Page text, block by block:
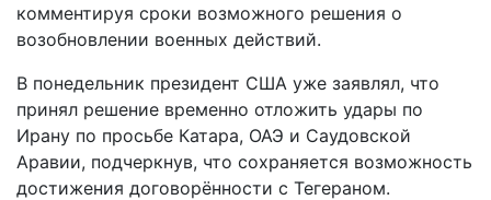
комментируя сроки возможного решения о
возобновлении военных действий.
В понедельник президент США уже заявлял, что
принял решение временно отложить удары по
Ирану по просьбе Катара, ОАЭ и Саудовской
Аравии, подчеркнув, что сохраняется возможность
достижения договорённости с Тегераном.